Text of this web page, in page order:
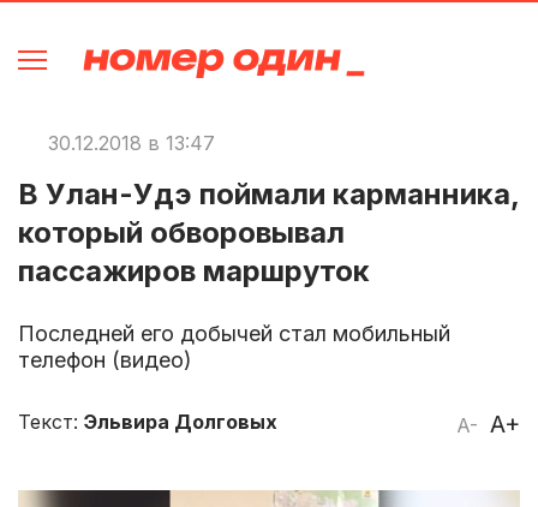
30.12.2018 в 13:47
В Улан-Удэ поймали карманника,
который обворовывал
пассажиров маршруток
Последней его добычей стал мобильный
телефон (видео)
A- A+
Текст: Эльвира Долговых